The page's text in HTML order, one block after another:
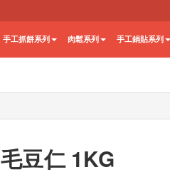
手工抓餅系列 肉鬆系列 手工鍋貼系列
毛豆仁 1KG